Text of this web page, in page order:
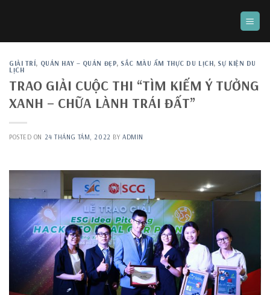
GIẢI TRÍ, QUÁN HAY – QUÁN ĐẸP, SẮC MÀU ẨM THỰC DU LỊCH, SỰ KIỆN DU
LỊCH
TRAO GIẢI CUỘC THI “TÌM KIẾM Ý TƯỞNG
XANH – CHỮA LÀNH TRÁI ĐẤT”
POSTED ON 24 THÁNG TÁM, 2022 BY ADMIN